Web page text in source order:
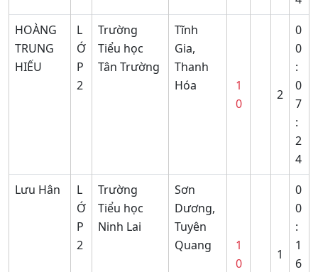
HOÀNG
TRUNG
HIẾU
L
Ớ
P
2
Trường
Tiểu học
Tân Trường
Tĩnh
Gia,
Thanh
Hóa
1
0
2
0
0
:
0
7
:
2
4
Lưu Hân
L
Ớ
P
2
Trường
Tiểu học
Ninh Lai
Sơn
Dương,
Tuyên
Quang
1
0
1
0
0
:
1
6